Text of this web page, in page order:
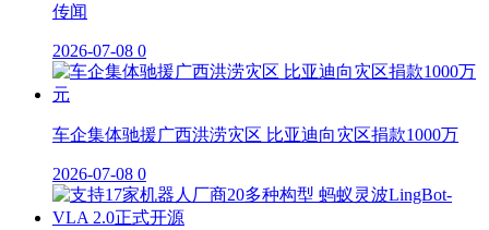
传闻
2026-07-08 0
车企集体驰援广西洪涝灾区 比亚迪向灾区捐款1000万
2026-07-08 0